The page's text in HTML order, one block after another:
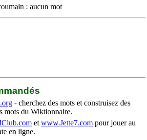
: aucun mot
- cherchez des mots et construisez des
mots du Wiktionnaire.
et www.Jette7.com pour jouer au
en ligne.